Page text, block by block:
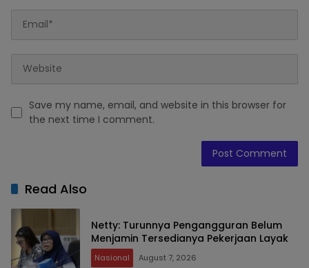
Save my name, email, and website in this browser for
the next time I comment.
Read Also
Netty: Turunnya Pengangguran Belum
Menjamin Tersedianya Pekerjaan Layak
Nasional August 7, 2026